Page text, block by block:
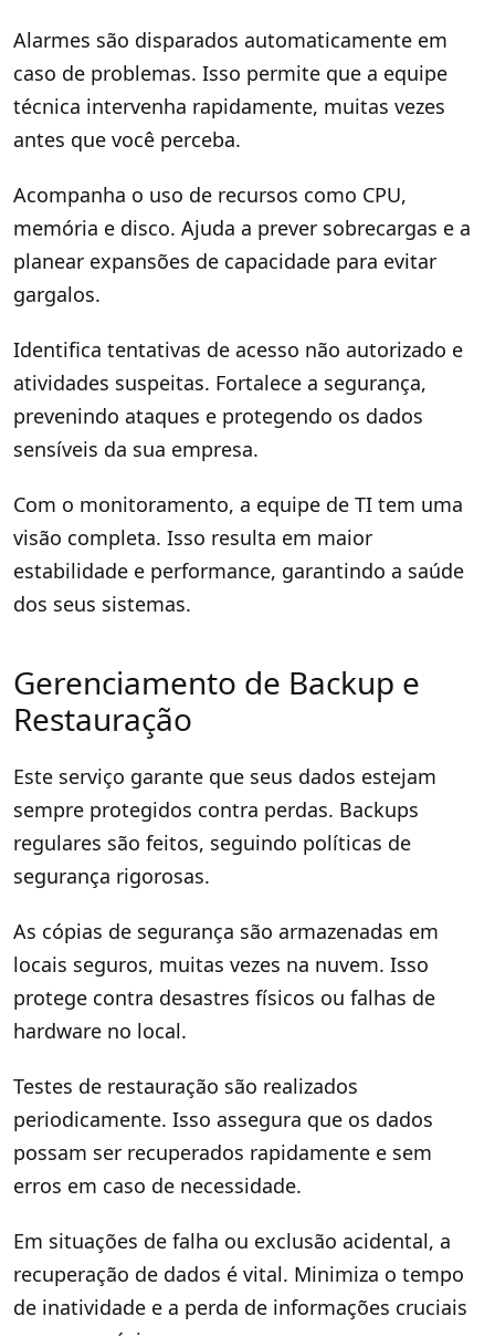
Alarmes são disparados automaticamente em
caso de problemas. Isso permite que a equipe
técnica intervenha rapidamente, muitas vezes
antes que você perceba.
Acompanha o uso de recursos como CPU,
memória e disco. Ajuda a prever sobrecargas e a
planear expansões de capacidade para evitar
gargalos.
Identifica tentativas de acesso não autorizado e
atividades suspeitas. Fortalece a segurança,
prevenindo ataques e protegendo os dados
sensíveis da sua empresa.
Com o monitoramento, a equipe de TI tem uma
visão completa. Isso resulta em maior
estabilidade e performance, garantindo a saúde
dos seus sistemas.
Gerenciamento de Backup e
Restauração
Este serviço garante que seus dados estejam
sempre protegidos contra perdas. Backups
regulares são feitos, seguindo políticas de
segurança rigorosas.
As cópias de segurança são armazenadas em
locais seguros, muitas vezes na nuvem. Isso
protege contra desastres físicos ou falhas de
hardware no local.
Testes de restauração são realizados
periodicamente. Isso assegura que os dados
possam ser recuperados rapidamente e sem
erros em caso de necessidade.
Em situações de falha ou exclusão acidental, a
recuperação de dados é vital. Minimiza o tempo
de inatividade e a perda de informações cruciais